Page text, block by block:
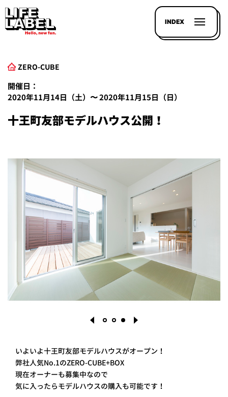
INDEX
HOUSE
LINE-
UP
PROJECT
WHAT’S
LABEL
ZERO-CUBE
開催日：
2020年11月14日（土）〜 2020年11月15日（日）
十王町友部モデルハウス公開！
1
いよいよ十王町友部モデルハウスがオープン！
弊社人気No.1のZERO-CUBE+BOX
現在オーナーも募集中なので
気に入ったらモデルハウスの購入も可能です！